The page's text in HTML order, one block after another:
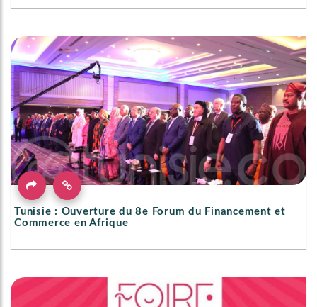
Tunisie : Ouverture du 8e Forum du Financement et
Commerce en Afrique